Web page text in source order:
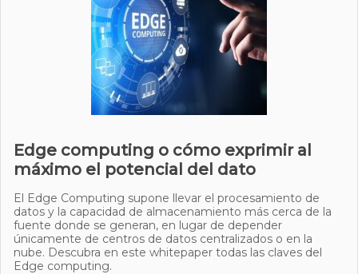
Edge computing o cómo exprimir al
máximo el potencial del dato
El Edge Computing supone llevar el procesamiento de
datos y la capacidad de almacenamiento más cerca de la
fuente donde se generan, en lugar de depender
únicamente de centros de datos centralizados o en la
nube. Descubra en este whitepaper todas las claves del
Edge computing.